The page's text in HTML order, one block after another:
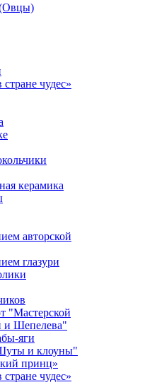
чудес»
керамика
авторской
глазури
"Мастерской
и Шепелева"
яги
и клоуны"
принц»
чудес»